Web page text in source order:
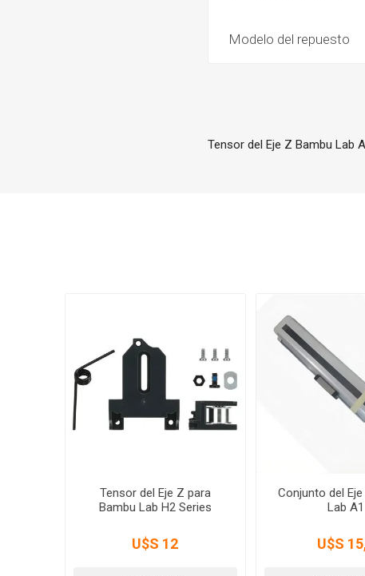
Modelo del repuesto
Tensor del Eje Z Bambu Lab
Tensor del Eje Z para
Bambu Lab H2 Series
U$S 12
Conjunto del
Lab A1
U$S